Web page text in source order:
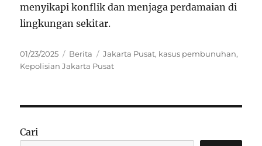
menyikapi konflik dan menjaga perdamaian di
lingkungan sekitar.
Posted
on
01/23/2025 Categories
Berita Tags
Jakarta Pusat, kasus pembunuhan,
Kepolisian Jakarta Pusat
Cari